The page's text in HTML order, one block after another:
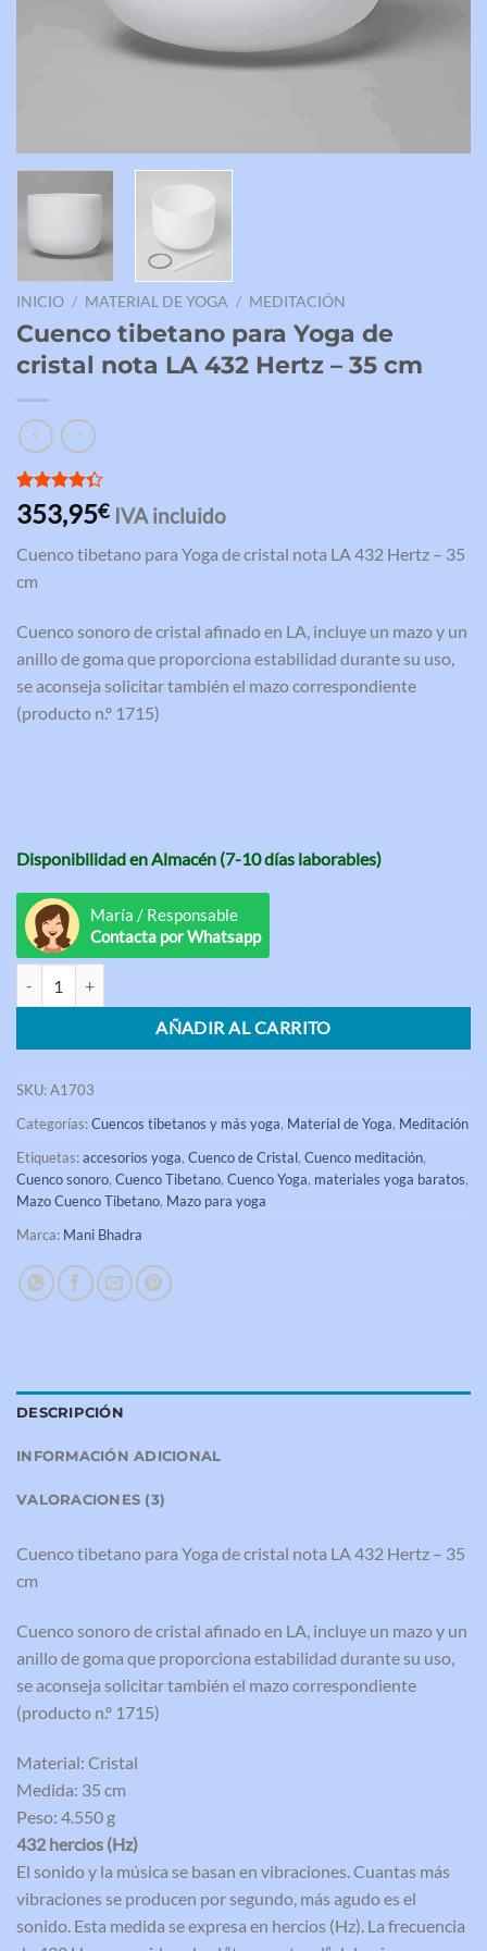
INICIO / MATERIAL DE YOGA / MEDITACIÓN
Cuenco tibetano para Yoga de
cristal nota LA 432 Hertz – 35 cm
Valorado
con4.33
base a
3
de clientes
353,95€ IVA incluido
Cuenco tibetano para Yoga de cristal nota LA 432 Hertz – 35
cm
Cuenco sonoro de cristal afinado en LA, incluye un mazo y un
anillo de goma que proporciona estabilidad durante su uso,
se aconseja solicitar también el mazo correspondiente
(producto n.º 1715)
Disponibilidad en Almacén (7-10 días laborables)
María / Responsable
Contacta por Whatsapp
AÑADIR AL CARRITO
SKU:A1703
Categorías:Cuencos tibetanos y más yoga, Material de Yoga, Meditación
Etiquetas:accesorios yoga, Cuenco de Cristal, Cuenco meditación,
Cuenco sonoro, Cuenco Tibetano, Cuenco Yoga, materiales yoga baratos,
Mazo Cuenco Tibetano, Mazo para yoga
Marca: Mani Bhadra
DESCRIPCIÓN
INFORMACIÓN ADICIONAL
VALORACIONES (3)
Cuenco tibetano para Yoga de cristal nota LA 432 Hertz – 35
cm
Cuenco sonoro de cristal afinado en LA, incluye un mazo y un
anillo de goma que proporciona estabilidad durante su uso,
se aconseja solicitar también el mazo correspondiente
(producto n.º 1715)
Material: Cristal
Medida: 35 cm
Peso: 4.550 g
432 hercios (Hz)
El sonido y la música se basan en vibraciones. Cuantas más
vibraciones se producen por segundo, más agudo es el
sonido. Esta medida se expresa en hercios (Hz). La frecuencia